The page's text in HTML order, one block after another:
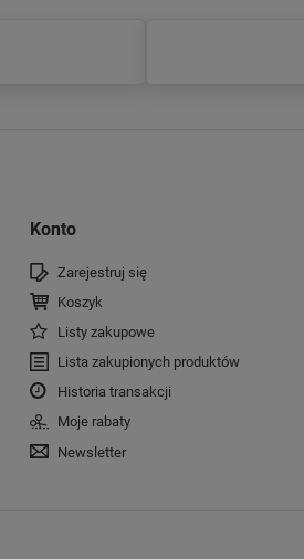
Konto
Zarejestruj się
Koszyk
Listy zakupowe
Lista zakupionych produktów
Historia transakcji
Moje rabaty
Newsletter